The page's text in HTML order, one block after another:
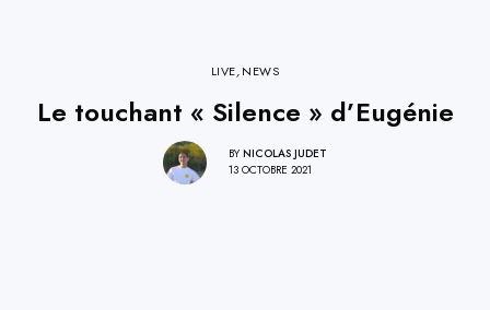
LIVE,NEWS
Le touchant « Silence » d’Eugénie
BY NICOLAS JUDET
13 OCTOBRE 2021